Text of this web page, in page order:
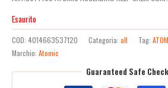
Esaurito
COD: 4014663537120 Categoria: all Tag:
Marchio: Atomic
Guaranteed Safe